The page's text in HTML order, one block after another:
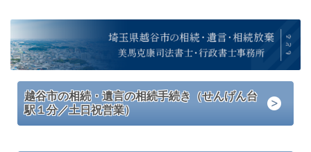
越谷市の相続・遺言の相続手続き（せんげん台
駅１分／土日祝営業）